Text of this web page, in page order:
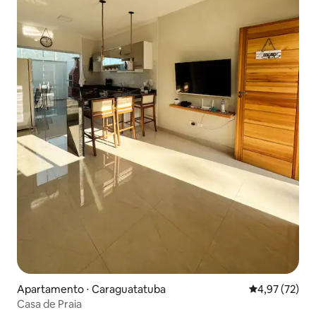
Apartamento ⋅ Caraguatatuba 4,97 de uma
4,97 (72)
Casa de Praia